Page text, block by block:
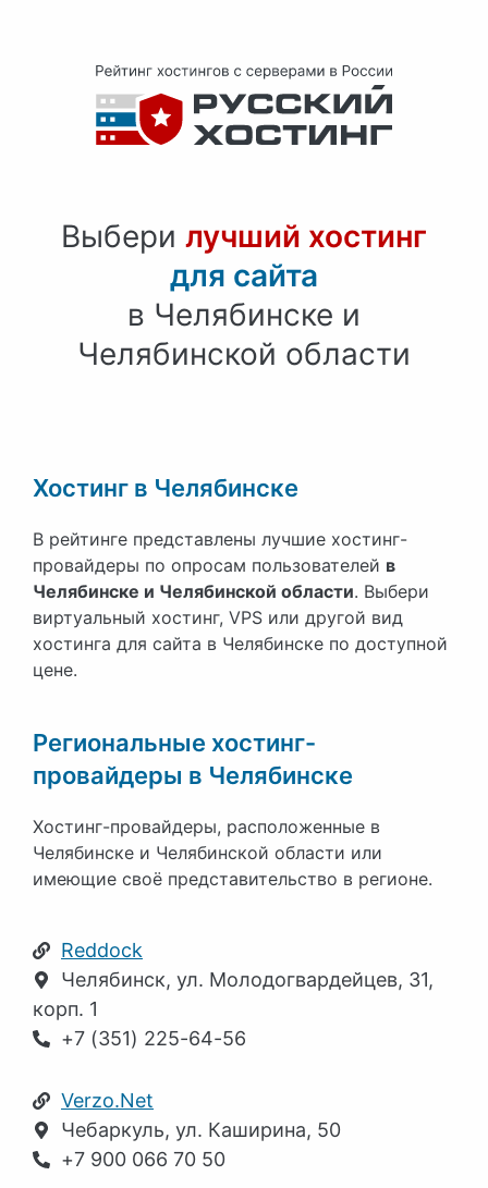
Выбери лучший хостинг
для сайта
в Челябинске и
Челябинской области
Хостинг в Челябинске
В рейтинге представлены лучшие хостинг-
провайдеры по опросам пользователей в
Челябинске и Челябинской области. Выбери
виртуальный хостинг, VPS или другой вид
хостинга для сайта в Челябинске по доступной
цене.
Региональные хостинг-
провайдеры в Челябинске
Хостинг-провайдеры, расположенные в
Челябинске и Челябинской области или
имеющие своё представительство в регионе.
Reddock
Челябинск, ул. Молодогвардейцев, 31,
корп. 1
+7 (351) 225-64-56
Verzo.Net
Чебаркуль, ул. Каширина, 50
+7 900 066 70 50